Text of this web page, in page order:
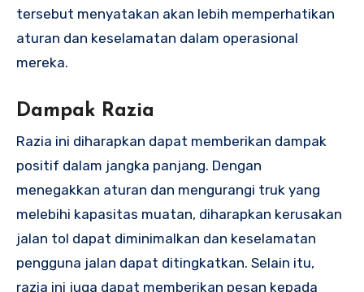
tersebut menyatakan akan lebih memperhatikan
aturan dan keselamatan dalam operasional
mereka.
Dampak Razia
Razia ini diharapkan dapat memberikan dampak
positif dalam jangka panjang. Dengan
menegakkan aturan dan mengurangi truk yang
melebihi kapasitas muatan, diharapkan kerusakan
jalan tol dapat diminimalkan dan keselamatan
pengguna jalan dapat ditingkatkan. Selain itu,
razia ini juga dapat memberikan pesan kepada